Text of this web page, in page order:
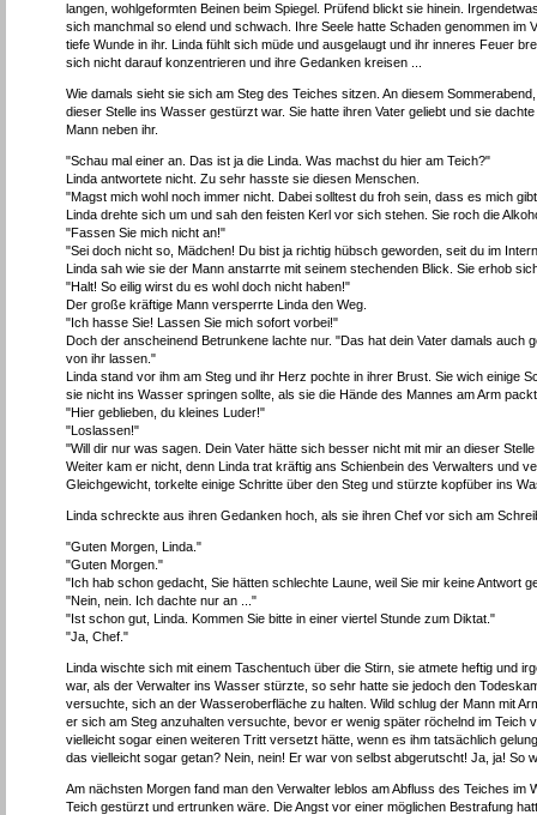
langen, wohlgeformten Beinen beim Spiegel. Prüfend blickt sie hinein.
sich manchmal so elend und schwach. Ihre Seele hatte Schaden genommen
tiefe Wunde in ihr. Linda fühlt sich müde und ausgelaugt und ihr inneres Feuer
sich nicht darauf konzentrieren und ihre Gedanken kreisen ...
Wie damals sieht sie sich am Steg des Teiches sitzen. An diesem
dieser Stelle ins Wasser gestürzt war. Sie hatte ihren Vater geliebt und sie
Mann neben ihr.
"Schau mal einer an. Das ist ja die Linda. Was machst du hier am Teich?"
Linda antwortete nicht. Zu sehr hasste sie diesen Menschen.
"Magst mich wohl noch immer nicht. Dabei solltest du froh sein, dass es mich
Linda drehte sich um und sah den feisten Kerl vor sich stehen. Sie roch die
"Fassen Sie mich nicht an!"
"Sei doch nicht so, Mädchen! Du bist ja richtig hübsch geworden, seit du im
Linda sah wie sie der Mann anstarrte mit seinem stechenden Blick. Sie erhob
"Halt! So eilig wirst du es wohl doch nicht haben!"
Der große kräftige Mann versperrte Linda den Weg.
"Ich hasse Sie! Lassen Sie mich sofort vorbei!"
Doch der anscheinend Betrunkene lachte nur. "Das hat dein Vater damals
von ihr lassen."
Linda stand vor ihm am Steg und ihr Herz pochte in ihrer Brust. Sie wich einige
sie nicht ins Wasser springen sollte, als sie die Hände des Mannes am Arm
"Hier geblieben, du kleines Luder!"
"Loslassen!"
"Will dir nur was sagen. Dein Vater hätte sich besser nicht mit mir an dieser
Weiter kam er nicht, denn Linda trat kräftig ans Schienbein des Verwalters
Gleichgewicht, torkelte einige Schritte über den Steg und stürzte kopfüber ins
Linda schreckte aus ihren Gedanken hoch, als sie ihren Chef vor sich am
"Guten Morgen, Linda."
"Guten Morgen."
"Ich hab schon gedacht, Sie hätten schlechte Laune, weil Sie mir keine Antwort
"Nein, nein. Ich dachte nur an ..."
"Ist schon gut, Linda. Kommen Sie bitte in einer viertel Stunde zum Diktat."
"Ja, Chef."
Linda wischte sich mit einem Taschentuch über die Stirn, sie atmete heftig und
war, als der Verwalter ins Wasser stürzte, so sehr hatte sie jedoch den
versuchte, sich an der Wasseroberfläche zu halten. Wild schlug der Mann mit
er sich am Steg anzuhalten versuchte, bevor er wenig später röchelnd im
vielleicht sogar einen weiteren Tritt versetzt hätte, wenn es ihm tatsächlich
das vielleicht sogar getan? Nein, nein! Er war von selbst abgerutscht! Ja, ja! So
Am nächsten Morgen fand man den Verwalter leblos am Abfluss des Teiches
Teich gestürzt und ertrunken wäre. Die Angst vor einer möglichen Bestrafung